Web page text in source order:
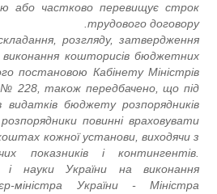
або частково перевищує строк
трудового договору.
розгляду, затвердження
кошторисів бюджетних
постановою Кабінету Міністрів
№ 228, також передбачено, що під
видатків бюджету розпорядників
повинні враховувати
кожної установи, виходячи з
показників і контингентів.
і науки України на виконання
міністра України - Міністра